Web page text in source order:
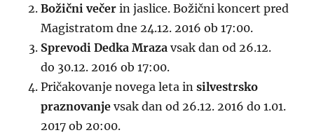
Božični večer in jaslice. Božični koncert pred
Magistratom dne 24.12. 2016 ob 17:00.
Sprevodi Dedka Mraza vsak dan od 26.12.
do 30.12. 2016 ob 17:00.
Pričakovanje novega leta insilvestrsko
praznovanje vsak dan od 26.12. 2016 do 1.01.
2017 ob 20:00.